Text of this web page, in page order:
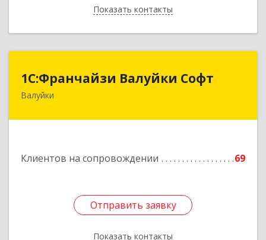
Показать контакты
Назад
1С:Франчайзи Валуйки Софт
Валуйки
Клиентов на сопровождении 69
Отправить заявку
Показать контакты
1С:Франчайзи Валуйки Софт
309996, Белгородская обл, Валуйки г, Горького,
Отправить заявку
Назад